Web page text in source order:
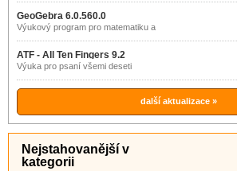
GeoGebra 6.0.560.0
Výukový program pro matematiku a
ATF - All Ten Fingers 9.2
Výuka pro psaní všemi deseti
další aktualizace »
Nejstahovanější v
kategorii